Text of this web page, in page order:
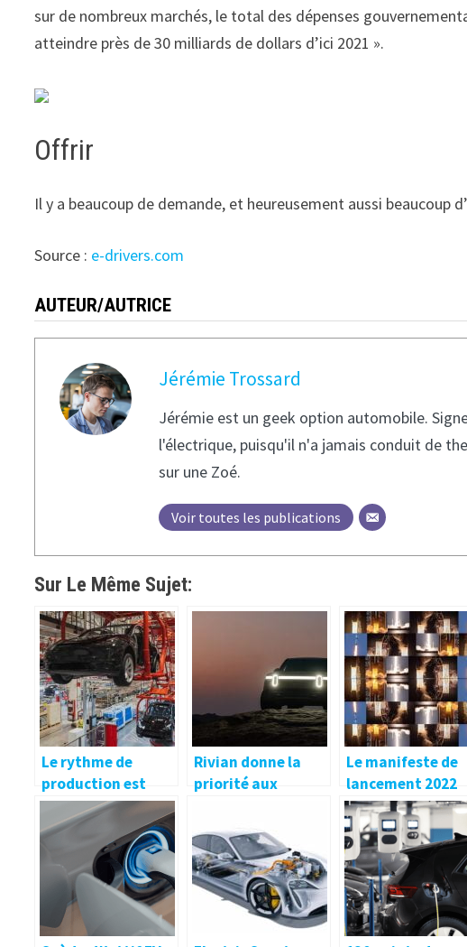
sur de nombreux marchés, le total des dépenses
atteindre près de 30 milliards de dollars d’ici 2021 ».
Offrir
Il y a beaucoup de demande, et heureusement aussi beaucoup
Source : e-drivers.com
AUTEUR/AUTRICE
Jérémie Trossard
Jérémie est un geek option automobile.
l'électrique, puisqu'il n'a jamais conduit de
sur une Zoé.
Voir toutes les publications
Sur Le Même Sujet:
Le rythme de
production est
incroyablement
rapide pour les
modèles 3 et Y à
Giga Shanghai
Rivian donne la
priorité aux
avec Large Battery
Pack, les livraisons
Max Battery Pack
repoussées à 2023
Le manifeste de
lancement 2022
emballé de
prêt à faire sauter
2021 hors de